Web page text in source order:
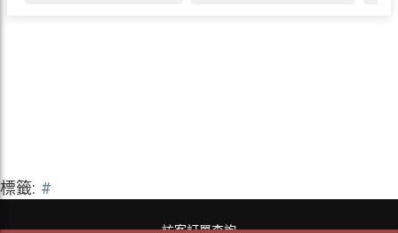
標籤: #
訪客訂單查詢